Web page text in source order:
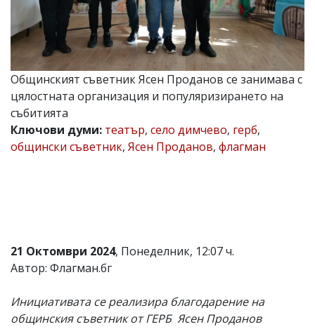
Касабова,
еmail:
k.kassabova@flagman.bg
Главен
редактор:
Иван
Колев,
email:
office@flagman.bg
Коментарите
под
не
носи
отговорност
тях!
Ако
откриете
Общинският съветник Ясен Проданов се занимава с
цялостната организация и популяризирането на
събитията
Ключови думи: театър, село димчево, герб,
общински съветник, Ясен Проданов, флагман
21 Октомври 2024, Понеделник, 12:07 ч.
Автор: Флагман.бг
Инициативата се реализира благодарение на
общинския съветник от ГЕРБ Ясен Проданов